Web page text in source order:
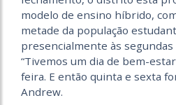
modelo de ensino híbrido,
metade da população
presencialmente às
“Tivemos um dia de bem-
feira. E então quinta e sexta
Andrew.